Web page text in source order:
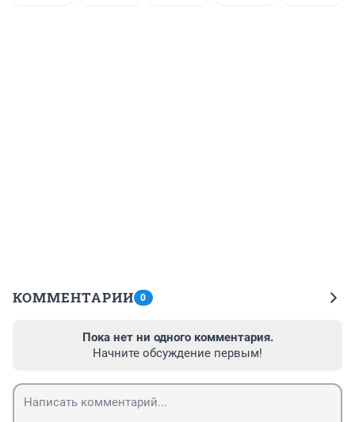
КОММЕНТАРИИ 0
Пока нет ни одного комментария.
Начните обсуждение первым!